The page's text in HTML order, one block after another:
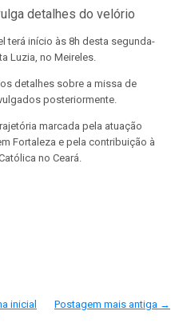
detalhes do velório
terá início às 8h desta segunda-
Luzia, no Meireles.
detalhes sobre a missa de
posteriormente.
marcada pela atuação
Fortaleza e pela contribuição à
no Ceará.
Postagem mais antiga →
inicial